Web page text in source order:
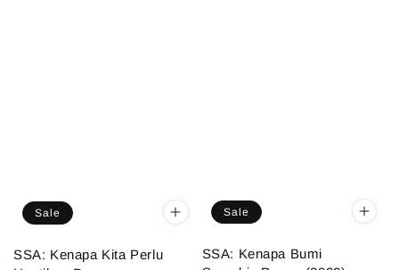
Sale
SSA: Kenapa Kita Perlu
Sale
SSA: Kenapa Bumi